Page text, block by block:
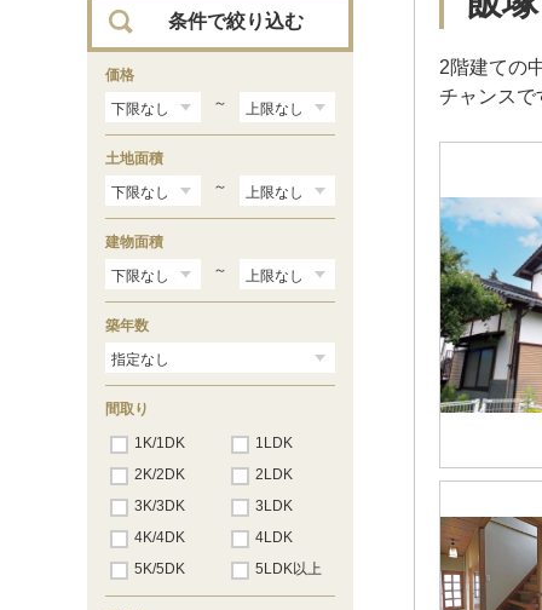
2階建ての
チャンスで
（2）
（5）
有安（1）
太郎丸（5）
綱分（3）
平恒（3）
弁分
楽市
若菜（6）
条件で絞り込む
価格
～
土地面積
～
建物面積
～
築年数
間取り
1K/1DK
1LDK
2K/2DK
2LDK
3K/3DK
3LDK
4K/4DK
4LDK
5K/5DK
5LDK以上